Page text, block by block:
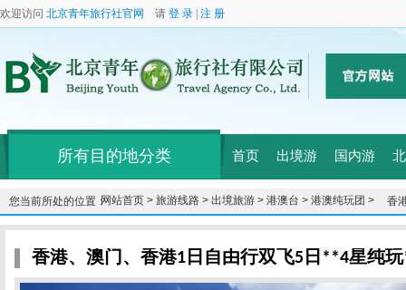
欢迎访问 北京青年旅行社官网 请 登 录 注 册
所有目的地分类 首页 出境游 国内游
您当前所处的位置：网站首页 > 旅游线路 > 出境旅游 > 港澳台 > 港澳纯玩团 >
香
费
香港、澳门、香港1日自由行双飞5日**4星纯